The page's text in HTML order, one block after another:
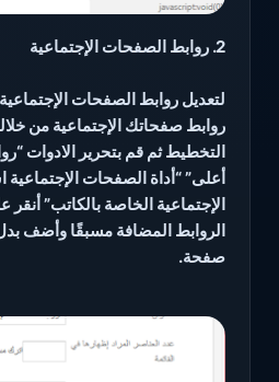
2. روابط الصفحات الإجتماعية
روابط صفحاتك الإجتماعية من
التخطيط ثم قم بتحرير الادوات
أعلى” “أداة الصفحات
الإجتماعية الخاصة بالكاتب” أنقر
الروابط المضافة مسبقًا وأضف
صفحة.